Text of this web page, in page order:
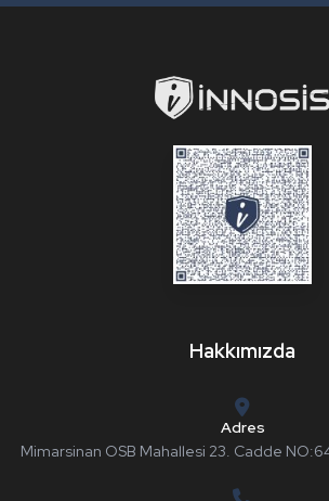
Hakkımızda
Adres
Mimarsinan OSB Mahallesi 23. Cadde